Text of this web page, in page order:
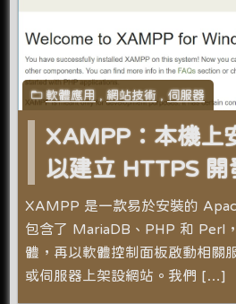
軟體應用 ,網站技術 ,伺服器
XAMPP：本機上
以建立 HTTPS 開
XAMPP 是一款易於安裝的
包含了 MariaDB、PHP 和 Perl
體，再以軟體控制面板啟動相關
或伺服器上架設網站。我們 […]